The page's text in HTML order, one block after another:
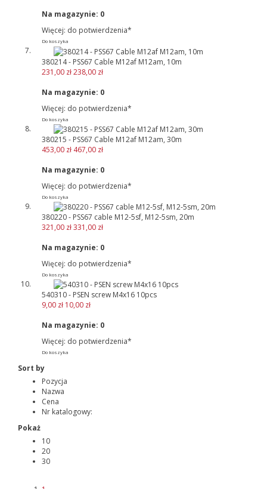
Na magazynie: 0
Więcej: do potwierdzenia*
Do koszyka
380214 - PSS67 Cable M12af M12am, 10m
231,00 zł238,00 zł
Na magazynie: 0
Więcej: do potwierdzenia*
Do koszyka
380215 - PSS67 Cable M12af M12am, 30m
453,00 zł 467,00 zł
Na magazynie: 0
Więcej: do potwierdzenia*
Do koszyka
380220 - PSS67 cable M12-5sf, M12-5sm, 20m
321,00 zł331,00 zł
Na magazynie: 0
Więcej: do potwierdzenia*
Do koszyka
540310 - PSEN screw M4x16 10pcs
9,00 zł 10,00 zł
Na magazynie: 0
Więcej: do potwierdzenia*
Do koszyka
Sort by
Pozycja
Nazwa
Cena
Nr katalogowy:
Pokaż
10
20
30